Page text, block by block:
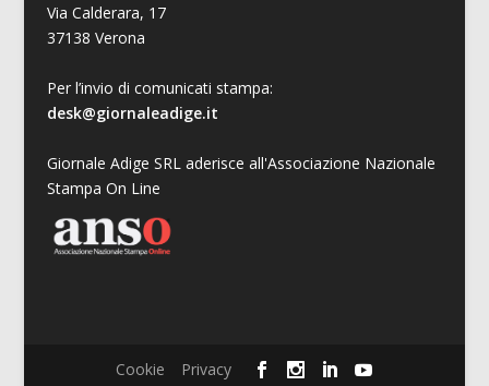
Via Calderara, 17
37138 Verona
Per l’invio di comunicati stampa:
desk@giornaleadige.it
Giornale Adige SRL aderisce all'Associazione Nazionale
Stampa On Line
Cookie Privacy